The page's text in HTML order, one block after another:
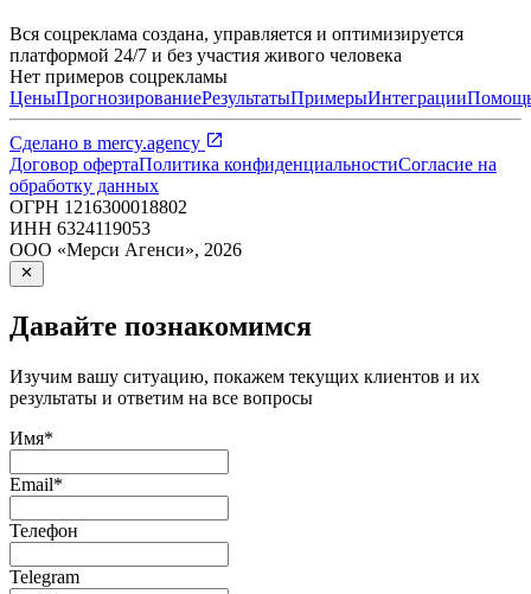
Вся соцреклама создана, управляется и оптимизируется
платформой 24/7 и без участия живого человека
Нет примеров соцрекламы
ЦеныПрогнозированиеРезультатыПримерыИнтеграции
Сделано в mercy.agency
Договор офертаПолитика конфиденциальностиСогласие на
обработку данных
ОГРН 1216300018802
ИНН 6324119053
ООО «Мерси Агенси», 2026
Давайте познакомимся
Изучим вашу ситуацию, покажем текущих клиентов и их
результаты и ответим на все вопросы
Имя*
Email*
Телефон
Telegram